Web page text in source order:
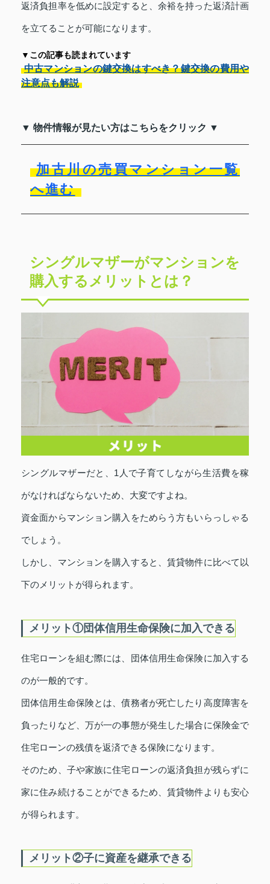
返済負担率を低めに設定すると、余裕を持った返済計画
を立てることが可能になります。
▼この記事も読まれています
中古マンションの鍵交換はすべき？鍵交換の費用や
注意点も解説
▼ 物件情報が見たい方はこちらをクリック ▼
加古川の売買マンション一覧
へ進む
シングルマザーがマンションを
購入するメリットとは？
シングルマザーだと、1人で子育てしながら生活費を稼
がなければならないため、大変ですよね。
資金面からマンション購入をためらう方もいらっしゃる
でしょう。
しかし、マンションを購入すると、賃貸物件に比べて以
下のメリットが得られます。
メリット①団体信用生命保険に加入できる
住宅ローンを組む際には、団体信用生命保険に加入する
のが一般的です。
団体信用生命保険とは、債務者が死亡したり高度障害を
負ったりなど、万が一の事態が発生した場合に保険金で
住宅ローンの残債を返済できる保険になります。
そのため、子や家族に住宅ローンの返済負担が残らずに
家に住み続けることができるため、賃貸物件よりも安心
が得られます。
メリット②子に資産を継承できる